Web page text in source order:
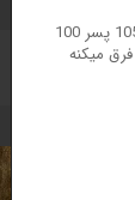
فیلم با واقعیت فرق میکنه بچه ها میدونم خیلی دلتون میخواد جای پسره باشید ولی در ژاپن برای هر 105 پسر 100
میکنه